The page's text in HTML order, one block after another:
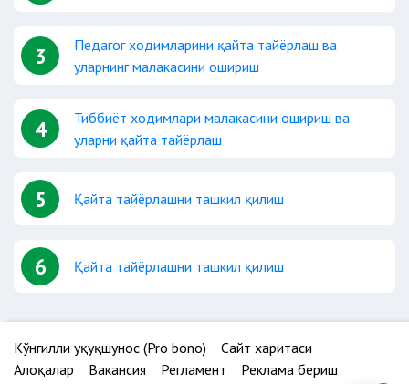
3
Педагог ходимларини қайта тайёрлаш ва
уларнинг малакасини ошириш
4
Тиббиёт ходимлари малакасини ошириш ва
уларни қайта тайёрлаш
5 Қайта тайёрлашни ташкил қилиш
6 Қайта тайёрлашни ташкил қилиш
Кўнгилли ҳуқуқшунос (Pro bono)
Сайт харитаси
Алоқалар
Вакансия Регламент
Реклама бериш